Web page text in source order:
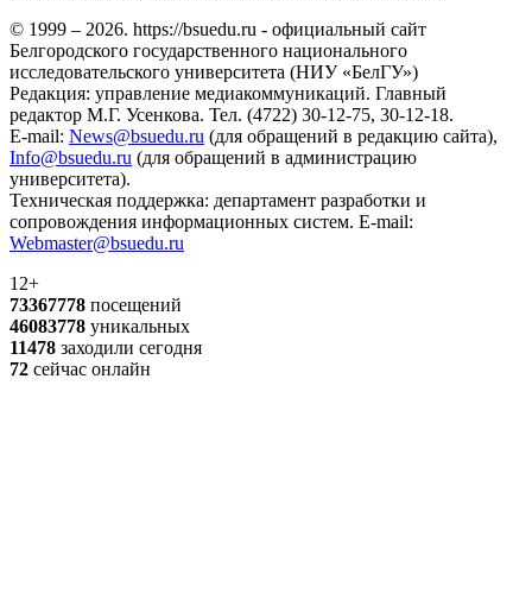
© 1999 – 2026. https://bsuedu.ru - официальный сайт
Белгородского государственного национального
исследовательского университета (НИУ «БелГУ»)
Редакция: управление медиакоммуникаций. Главный
редактор М.Г. Усенкова. Тел. (4722) 30-12-75, 30-12-18.
E-mail: News@bsuedu.ru (для обращений в редакцию сайта),
Info@bsuedu.ru (для обращений в администрацию
университета).
Техническая поддержка: департамент разработки и
сопровождения информационных систем. E-mail:
Webmaster@bsuedu.ru
12+
73367778 посещений
46083778 уникальных
11478 заходили сегодня
72 сейчас онлайн